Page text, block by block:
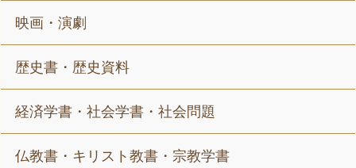
映画・演劇
歴史書・歴史資料
経済学書・社会学書・社会問題
仏教書・キリスト教書・宗教学書